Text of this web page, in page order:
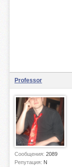
Professor
Сообщения: 2089
Репутация: N